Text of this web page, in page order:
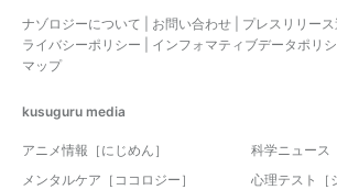
ナゾロジーについて お問い合わせ プレスリリー
ライバシーポリシー
インフォマティブデータポリ
マップ
kusuguru media
アニメ情報［にじめん］
科学ニュース
メンタルケア［ココロジー］
心理テスト［